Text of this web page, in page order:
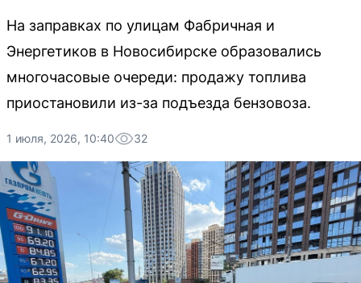
На заправках по улицам Фабричная и
Энергетиков в Новосибирске образовались
многочасовые очереди: продажу топлива
приостановили из-за подъезда бензовоза.
1 июля, 2026, 10:40 32